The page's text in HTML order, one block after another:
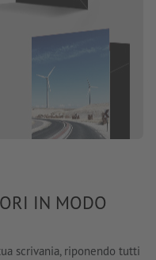
IN MODO
scrivania, riponendo tutti